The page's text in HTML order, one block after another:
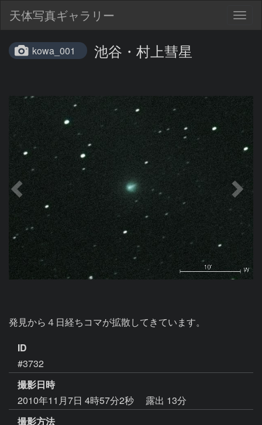
天体写真ギャラリー
kowa_001 池谷・村上彗星
発見から４日経ちコマが拡散してきています。
ID
#3732
撮影日時
2010年11月7日 4時57分2秒
露出 13分
撮影方法